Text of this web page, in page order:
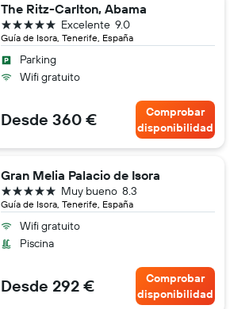
The Ritz-Carlton, Abama
Guía de Isora, Tenerife, España
9.0
Excelente
5 estrellas
Parking
Wifi gratuito
Desde 360 €
Comprobar
disponibilidad
Gran Melia Palacio de Isora
Guía de Isora, Tenerife, España
8.3
Muy bueno
5 estrellas
Wifi gratuito
Piscina
Desde 292 €
Comprobar
disponibilidad